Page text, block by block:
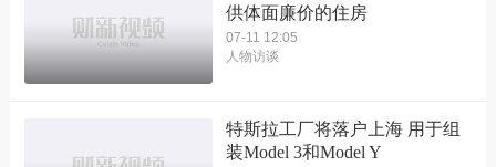
供体面廉价的住房
07-11 12:05
人物访谈
特斯拉工厂将落户上海 用于组
装Model 3和Model Y